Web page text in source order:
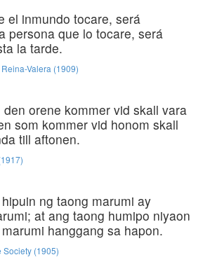
el inmundo tocare, será
persona que lo tocare, será
la tarde.
Valera (1909)
orene kommer vid skall vara
som kommer vid honom skall
till aftonen.
ng taong marumi ay
at ang taong humipo niyaon
hanggang sa hapon.
(1905)